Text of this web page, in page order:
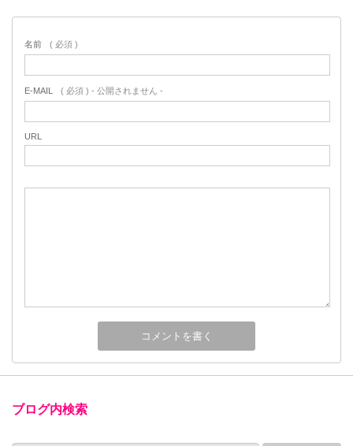
名前 ( 必須 )
E-MAIL ( 必須 ) - 公開されません -
URL
ブログ内検索